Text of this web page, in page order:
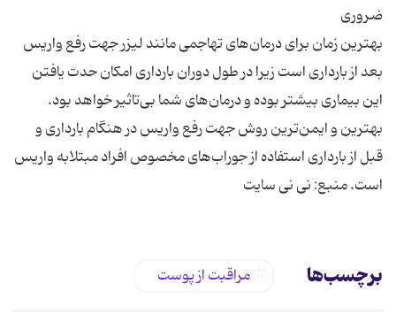
بهترین زمان برای درمان‌های تهاجمی مانند لیزر جهت رفع واریس
بعد از بارداری است زیرا در طول دوران بارداری امکان حدت یافتن
این بیماری بیشتر بوده و درمان‌های شما بی‌تاثیر خواهد بود.
بهترین و ایمن‌ترین روش جهت رفع واریس در هنگام بارداری و
قبل از بارداری استفاده از جوراب‌های مخصوص افراد مبتلابه واریس
است. منبع: نی نی سایت
برچسب‌ها مراقبت از پوست